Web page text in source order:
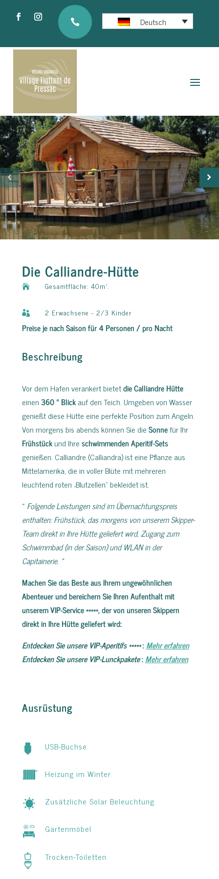
 Deutsch
Die Calliandre-Hütte
 Gesamtfläche: 40m².
 2 Erwachsene - 2/3 Kinder
Preise je nach Saison für 4 Personen / pro Nacht
Beschreibung
Vor dem Hafen verankert bietetdie Calliandre Hütte
einen360 ° Blickauf den Teich. Umgeben von Wasser
genießt diese Hütte eine perfekte Position zum Angeln.
Von morgens bis abends können Sie dieSonnefür Ihr
Frühstückund Ihreschwimmenden Aperitif-Sets
genießen. Calliandre (Calliandra) ist eine Pflanze aus
Mittelamerika, die in voller Blüte mit mehreren
leuchtend roten „Blutzellen“ bekleidet ist.
« Folgende Leistungen sind im Übernachtungspreis
enthalten: Frühstück, das morgens von unserem Skipper-
Team direkt in Ihre Hütte geliefert wird, Zugang zum
Schwimmbad (in der Saison) und WLAN in der
Capitainerie. »
Machen Sie das Beste aus Ihrem ungewöhnlichen
Abenteuer und bereichern Sie Ihren Aufenthalt mit
unserem VIP-Service *****, der von unseren Skippern
direkt in Ihre Hütte geliefert wird:
Entdecken Sie unsere VIP-Aperitifs *****:Mehr erfahren
Entdecken Sie unsere VIP-Lunckpakete:Mehr erfahren
Ausrüstung
USB-Buchse
Heizung im Winter
Zusätzliche Solar Beleuchtung
Gartenmöbel
Trocken-Toiletten